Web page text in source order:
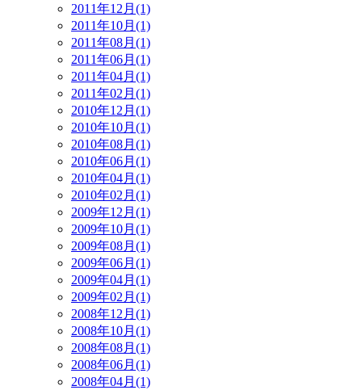
2011年12月(1)
2011年10月(1)
2011年08月(1)
2011年06月(1)
2011年04月(1)
2011年02月(1)
2010年12月(1)
2010年10月(1)
2010年08月(1)
2010年06月(1)
2010年04月(1)
2010年02月(1)
2009年12月(1)
2009年10月(1)
2009年08月(1)
2009年06月(1)
2009年04月(1)
2009年02月(1)
2008年12月(1)
2008年10月(1)
2008年08月(1)
2008年06月(1)
2008年04月(1)